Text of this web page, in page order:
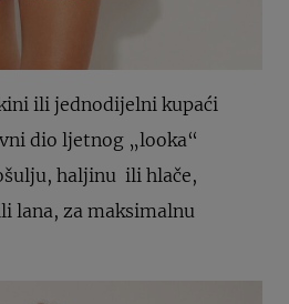
ili jednodijelni kupaći
dio ljetnog „looka“
haljinu ili hlače,
lana, za maksimalnu